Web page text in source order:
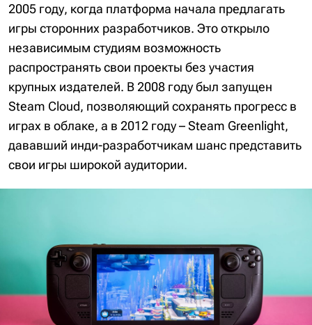
2005 году, когда платформа начала предлагать
игры сторонних разработчиков. Это открыло
независимым студиям возможность
распространять свои проекты без участия
крупных издателей. В 2008 году был запущен
Steam Cloud, позволяющий сохранять прогресс в
играх в облаке, а в 2012 году – Steam Greenlight,
дававший инди-разработчикам шанс представить
свои игры широкой аудитории.